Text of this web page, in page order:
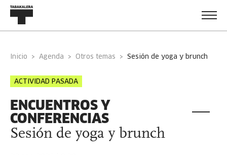
Inicio Agenda Otros temas sesión de yoga y brunch
ACTIVIDAD PASADA
ENCUENTROS Y
CONFERENCIAS
Sesión de yoga y brunch